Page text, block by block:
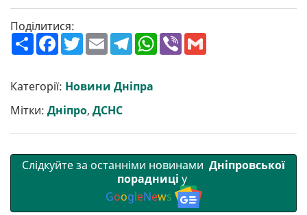
Поділитися:
П
о
р
и
т
и
F
a
b
o
o
k
T
w
t
e
r
E
m
l
T
e
g
r
W
h
V
Категорії: Новини Дніпра
Мітки: Дніпро, ДСНС
Слідкуйте за останніми новинами Дніпровської
порадниці у
GoogleNews